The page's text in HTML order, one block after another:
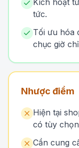
Kích hoạt
tức.
Tối ưu hóa
chục giờ
Nhược điểm
Hiện tại
có tùy
Cần cung